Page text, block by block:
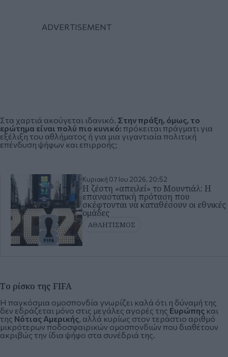
Στα χαρτιά ακούγεται ιδανικό. Στην πράξη, όμως, το
ερώτημα είναι πολύ πιο κυνικό: πρόκειται πράγματι για
εξέλιξη του αθλήματος ή για μια γιγαντιαία πολιτική
επένδυση ψήφων και επιρροής;
Κυριακή 07 Ιου 2026, 20:52
Η ζέστη «απειλεί» το Μουντιάλ: Η
επαναστατική πρόταση που
σκέφτονται να καταθέσουν οι εθνικές
ομάδες
ΑΘΛΗΤΙΣΜΟΣ
Το ρίσκο της FIFA
Η παγκόσμια ομοσπονδία γνωρίζει καλά ότι η δύναμή της
δεν εδράζεται μόνο στις μεγάλες αγορές της Ευρώπης και
της Νότιας Αμερικής, αλλά κυρίως στον τεράστιο αριθμό
μικρότερων ποδοσφαιρικών ομοσπονδιών που διαθέτουν
ακριβώς την ίδια ψήφο στα συνέδριά της.